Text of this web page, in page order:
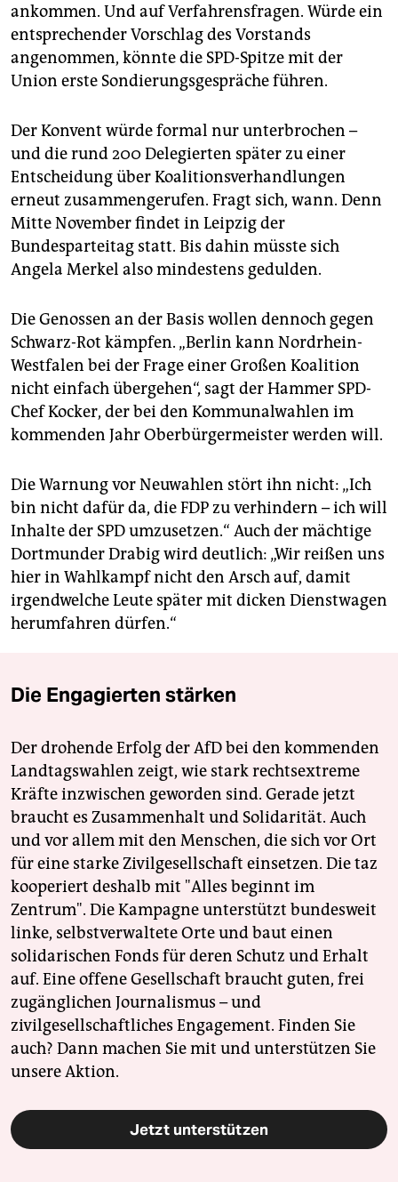
ankommen. Und auf Verfahrensfragen. Würde ein
entsprechender Vorschlag des Vorstands
angenommen, könnte die SPD-Spitze mit der
Union erste Sondierungsgespräche führen.
Der Konvent würde formal nur unterbrochen –
und die rund 200 Delegierten später zu einer
Entscheidung über Koalitionsverhandlungen
erneut zusammengerufen. Fragt sich, wann. Denn
Mitte November findet in Leipzig der
Bundesparteitag statt. Bis dahin müsste sich
Angela Merkel also mindestens gedulden.
Die Genossen an der Basis wollen dennoch gegen
Schwarz-Rot kämpfen. „Berlin kann Nordrhein-
Westfalen bei der Frage einer Großen Koalition
nicht einfach übergehen“, sagt der Hammer SPD-
Chef Kocker, der bei den Kommunalwahlen im
kommenden Jahr Oberbürgermeister werden will.
Die Warnung vor Neuwahlen stört ihn nicht: „Ich
bin nicht dafür da, die FDP zu verhindern – ich will
Inhalte der SPD umzusetzen.“ Auch der mächtige
Dortmunder Drabig wird deutlich: „Wir reißen uns
hier in Wahlkampf nicht den Arsch auf, damit
irgendwelche Leute später mit dicken Dienstwagen
herumfahren dürfen.“
Die Engagierten stärken
Der drohende Erfolg der AfD bei den kommenden
Landtagswahlen zeigt, wie stark rechtsextreme
Kräfte inzwischen geworden sind. Gerade jetzt
braucht es Zusammenhalt und Solidarität. Auch
und vor allem mit den Menschen, die sich vor Ort
für eine starke Zivilgesellschaft einsetzen. Die taz
kooperiert deshalb mit "Alles beginnt im
Zentrum". Die Kampagne unterstützt bundesweit
linke, selbstverwaltete Orte und baut einen
solidarischen Fonds für deren Schutz und Erhalt
auf. Eine offene Gesellschaft braucht guten, frei
zugänglichen Journalismus – und
zivilgesellschaftliches Engagement. Finden Sie
auch? Dann machen Sie mit und unterstützen Sie
unsere Aktion.
Jetzt unterstützen